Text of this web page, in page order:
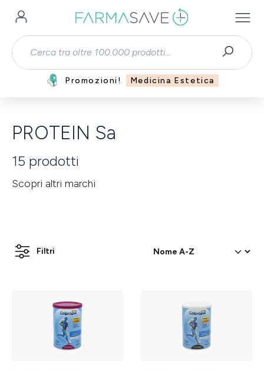
Passa al contenuto principale
Promozioni! Medicina Estetica
PROTEIN Sa
15 prodotti
Scopri altri marchi
Filtri